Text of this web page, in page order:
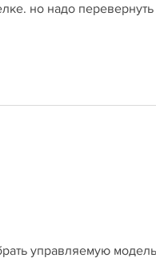
но надо перевернуть
управляемую